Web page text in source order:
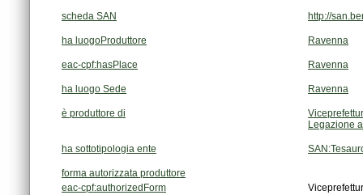
scheda SAN http://
ha luogoProduttore Ravenna
eac-cpf:hasPlace Ravenna
ha luogo Sede Ravenna
è produttore di
Legazione
ha sottotipologia ente
forma autorizzata produttore
eac-cpf:authorizedForm